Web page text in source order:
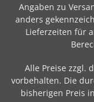
Angaben zu
anders
Lieferzeiten für
Alle Preise zzgl.
vorbehalten. Die
bisherigen Preis